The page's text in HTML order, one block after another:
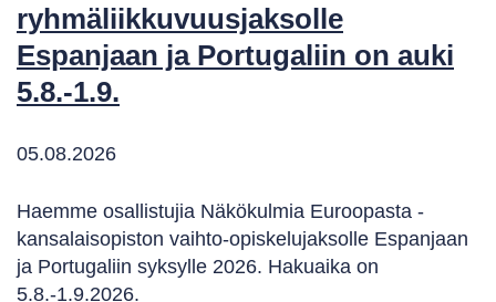
ryhmäliikkuvuusjaksolle
Espanjaan ja Portugaliin on auki
5.8.-1.9.
05.08.2026
Haemme osallistujia Näkökulmia Euroopasta -
kansalaisopiston vaihto-opiskelujaksolle Espanjaan
ja Portugaliin syksylle 2026. Hakuaika on
5.8.-1.9.2026.